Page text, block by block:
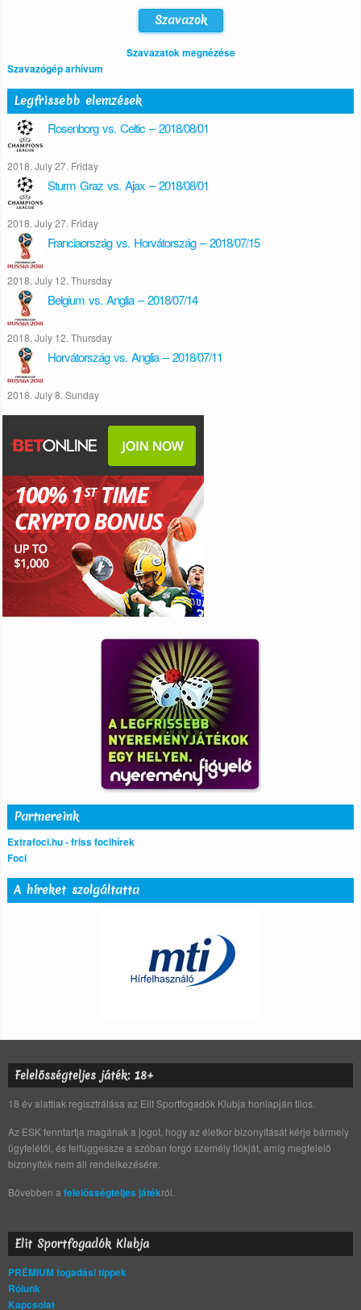
Szavazatok megnézése
Szavazógép arhívum
Legfrissebb elemzések
Rosenborg vs. Celtic – 2018/08/01
2018. July 27. Friday
Sturm Graz vs. Ajax – 2018/08/01
2018. July 27. Friday
Franciaország vs. Horvátország – 2018/07/15
2018. July 12. Thursday
Belgium vs. Anglia – 2018/07/14
2018. July 12. Thursday
Horvátország vs. Anglia – 2018/07/11
2018. July 8. Sunday
Partnereink
Extrafoci.hu - friss focihírek
Foci
A híreket szolgáltatta
Felelősségteljes játék: 18+
18 év alattiak regisztrálása az Elit Sportfogadók Klubja honlapján tilos.
Az ESK fenntartja magának a jogot, hogy az életkor bizonyítását kérje bármely
ügyfelétől, és felfüggessze a szóban forgó személy fiókját, amíg megfelelő
bizonyíték nem áll rendelkezésére.
Bővebben a felelősségteljes játékról.
Elit Sportfogadók Klubja
PRÉMIUM fogadási tippek
Rólunk
Kapcsolat